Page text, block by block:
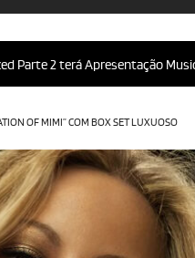
2 terá Apresentação Musical,
OF MIMI” COM BOX SET LUXUOSO